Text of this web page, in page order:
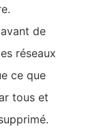
de
réseaux
ce que
tous et